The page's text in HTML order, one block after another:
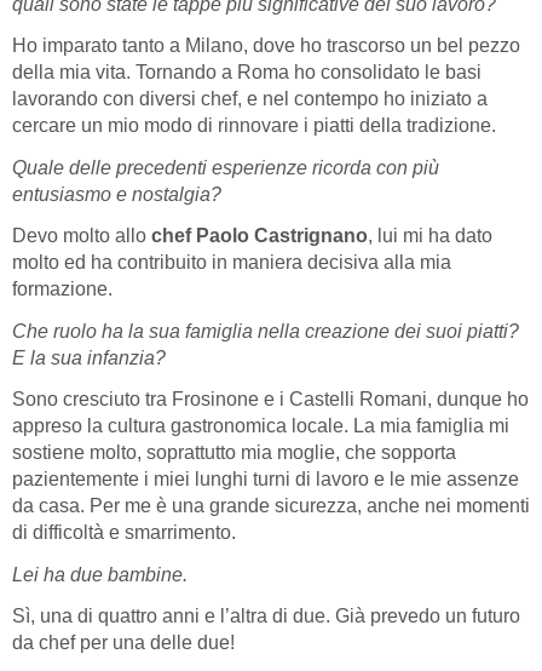
Ho imparato tanto a Milano, dove ho trascorso un bel pezzo
della mia vita. Tornando a Roma ho consolidato le basi
lavorando con diversi chef, e nel contempo ho iniziato a
cercare un mio modo di rinnovare i piatti della tradizione.
Quale delle precedenti esperienze ricorda con più
entusiasmo e nostalgia?
Devo molto allo chef Paolo Castrignano, lui mi ha dato
molto ed ha contribuito in maniera decisiva alla mia
formazione.
Che ruolo ha la sua famiglia nella creazione dei suoi piatti?
E la sua infanzia?
Sono cresciuto tra Frosinone e i Castelli Romani, dunque ho
appreso la cultura gastronomica locale. La mia famiglia mi
sostiene molto, soprattutto mia moglie, che sopporta
pazientemente i miei lunghi turni di lavoro e le mie assenze
da casa. Per me è una grande sicurezza, anche nei momenti
di difficoltà e smarrimento.
Lei ha due bambine.
Sì, una di quattro anni e l’altra di due. Già prevedo un futuro
da chef per una delle due!